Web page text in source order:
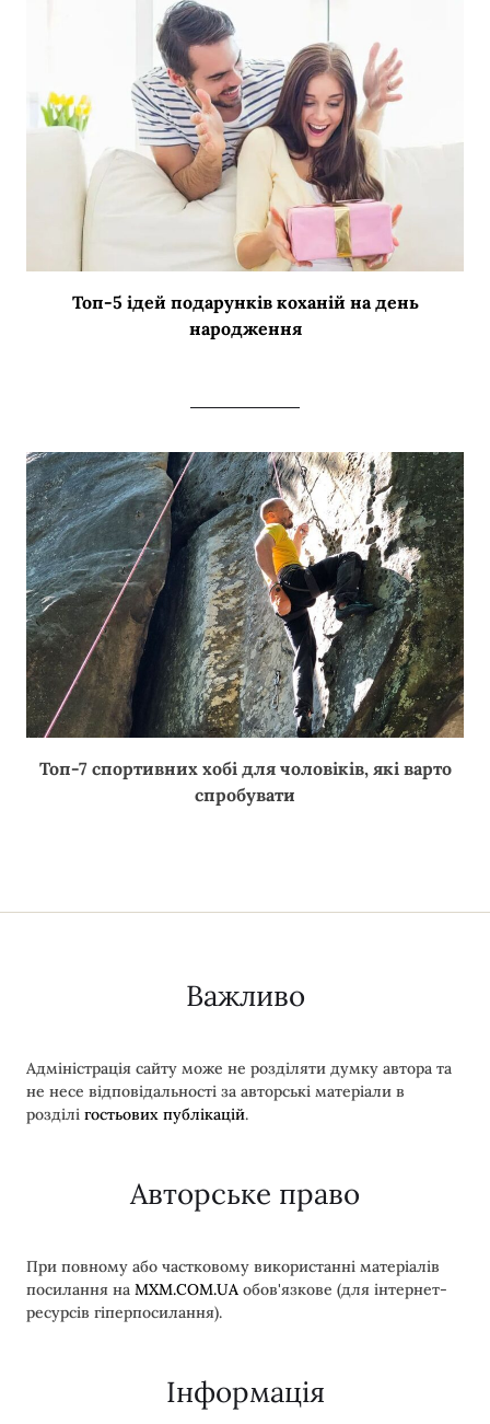
Топ-5 ідей подарунків коханій на день
народження
Топ-7 спортивних хобі для чоловіків, які варто
спробувати
Важливо
Адміністрація сайту може не розділяти думку автора та
не несе відповідальності за авторські матеріали в
розділі гостьових публікацій.
Авторське право
При повному або частковому використанні матеріалів
посилання на MXM.COM.UA обов'язкове (для інтернет-
ресурсів гіперпосилання).
Інформація